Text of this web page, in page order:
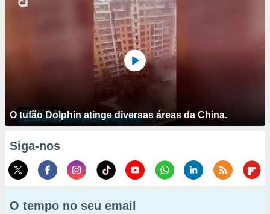
O tufão Dolphin atinge diversas áreas da China.
Siga-nos
O tempo no seu email